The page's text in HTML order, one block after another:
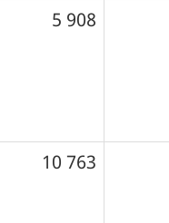
5 908
10 763